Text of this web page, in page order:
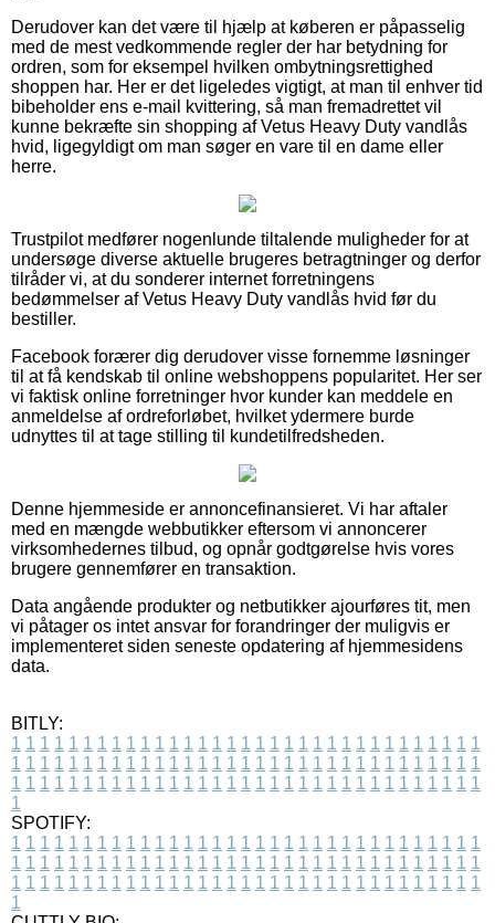
Derudover kan det være til hjælp at køberen er påpasselig
med de mest vedkommende regler der har betydning for
ordren, som for eksempel hvilken ombytningsrettighed
shoppen har. Her er det ligeledes vigtigt, at man til enhver tid
bibeholder ens e-mail kvittering, så man fremadrettet vil
kunne bekræfte sin shopping af Vetus Heavy Duty vandlås
hvid, ligegyldigt om man søger en vare til en dame eller
herre.
Trustpilot medfører nogenlunde tiltalende muligheder for at
undersøge diverse aktuelle brugeres betragtninger og derfor
tilråder vi, at du sonderer internet forretningens
bedømmelser af Vetus Heavy Duty vandlås hvid før du
bestiller.
Facebook forærer dig derudover visse fornemme løsninger
til at få kendskab til online webshoppens popularitet. Her ser
vi faktisk online forretninger hvor kunder kan meddele en
anmeldelse af ordreforløbet, hvilket ydermere burde
udnyttes til at tage stilling til kundetilfredsheden.
Denne hjemmeside er annoncefinansieret. Vi har aftaler
med en mængde webbutikker eftersom vi annoncerer
virksomhedernes tilbud, og opnår godtgørelse hvis vores
brugere gennemfører en transaktion.
Data angående produkter og netbutikker ajourføres tit, men
vi påtager os intet ansvar for forandringer der muligvis er
implementeret siden seneste opdatering af hjemmesidens
data.
BITLY:
1 1 1 1 1 1 1 1 1 1 1 1 1 1 1 1 1 1 1 1 1 1 1 1 1 1 1 1 1 1 1 1 1
1 1 1 1 1 1 1 1 1 1 1 1 1 1 1 1 1 1 1 1 1 1 1 1 1 1 1 1 1 1 1 1 1
1 1 1 1 1 1 1 1 1 1 1 1 1 1 1 1 1 1 1 1 1 1 1 1 1 1 1 1 1 1 1 1 1
1
SPOTIFY:
1 1 1 1 1 1 1 1 1 1 1 1 1 1 1 1 1 1 1 1 1 1 1 1 1 1 1 1 1 1 1 1 1
1 1 1 1 1 1 1 1 1 1 1 1 1 1 1 1 1 1 1 1 1 1 1 1 1 1 1 1 1 1 1 1 1
1 1 1 1 1 1 1 1 1 1 1 1 1 1 1 1 1 1 1 1 1 1 1 1 1 1 1 1 1 1 1 1 1
1